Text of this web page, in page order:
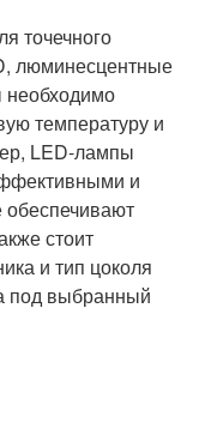
точечного
люминесцентные
температуру и
LED-лампы
и
стоит
и тип цоколя
под выбранный